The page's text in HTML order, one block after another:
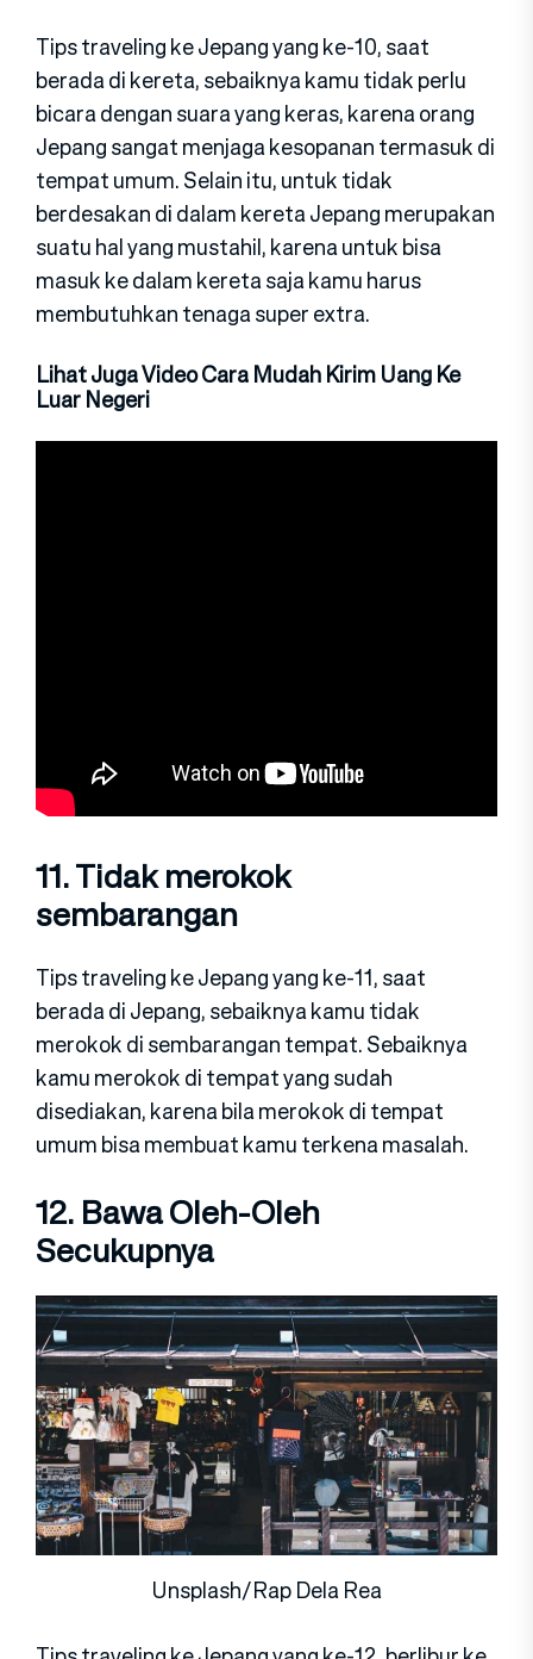
Tips traveling ke Jepang yang ke-10, saat
berada di kereta, sebaiknya kamu tidak perlu
bicara dengan suara yang keras, karena orang
Jepang sangat menjaga kesopanan termasuk di
tempat umum. Selain itu, untuk tidak
berdesakan di dalam kereta Jepang merupakan
suatu hal yang mustahil, karena untuk bisa
masuk ke dalam kereta saja kamu harus
membutuhkan tenaga super extra.
Lihat Juga Video Cara Mudah Kirim Uang Ke
Luar Negeri
11. Tidak merokok
sembarangan
Tips traveling ke Jepang yang ke-11, saat
berada di Jepang, sebaiknya kamu tidak
merokok di sembarangan tempat. Sebaiknya
kamu merokok di tempat yang sudah
disediakan, karena bila merokok di tempat
umum bisa membuat kamu terkena masalah.
12. Bawa Oleh-Oleh
Secukupnya
Unsplash/Rap Dela Rea